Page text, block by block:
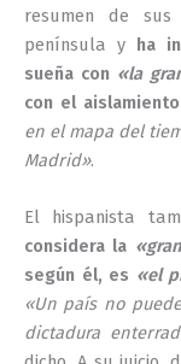
resumen de sus
península y ha
sueña con «la
con el
en el mapa del
Madrid».
El hispanista
considera la
según él, es «el
«Un país no
dictadura